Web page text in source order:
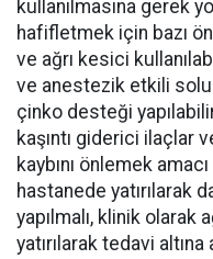
kullanılmasına gerek
hafifletmek için bazı
ve ağrı kesici
ve anestezik etkili
çinko desteği
kaşıntı giderici ilaçlar
kaybını önlemek
hastanede yatırılarak
yapılmalı, klinik olarak
yatırılarak tedavi altına